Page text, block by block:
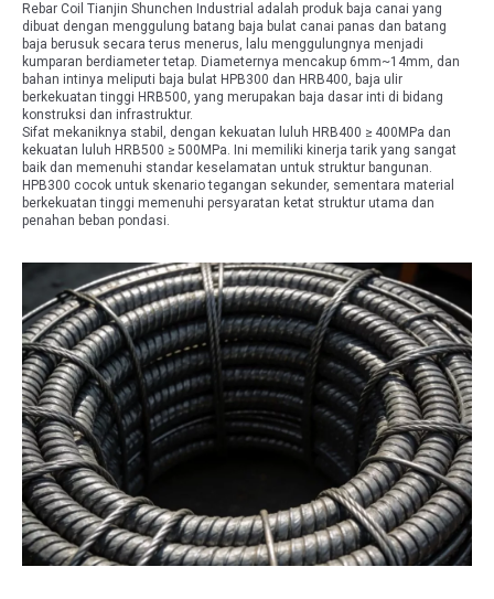
Rebar Coil Tianjin Shunchen Industrial adalah produk baja canai yang
dibuat dengan menggulung batang baja bulat canai panas dan batang
baja berusuk secara terus menerus, lalu menggulungnya menjadi
kumparan berdiameter tetap. Diameternya mencakup 6mm~14mm, dan
bahan intinya meliputi baja bulat HPB300 dan HRB400, baja ulir
berkekuatan tinggi HRB500, yang merupakan baja dasar inti di bidang
konstruksi dan infrastruktur.
Sifat mekaniknya stabil, dengan kekuatan luluh HRB400 ≥ 400MPa dan
kekuatan luluh HRB500 ≥ 500MPa. Ini memiliki kinerja tarik yang sangat
baik dan memenuhi standar keselamatan untuk struktur bangunan.
HPB300 cocok untuk skenario tegangan sekunder, sementara material
berkekuatan tinggi memenuhi persyaratan ketat struktur utama dan
penahan beban pondasi.